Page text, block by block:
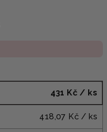
431 Kč / ks
418,07 Kč / ks